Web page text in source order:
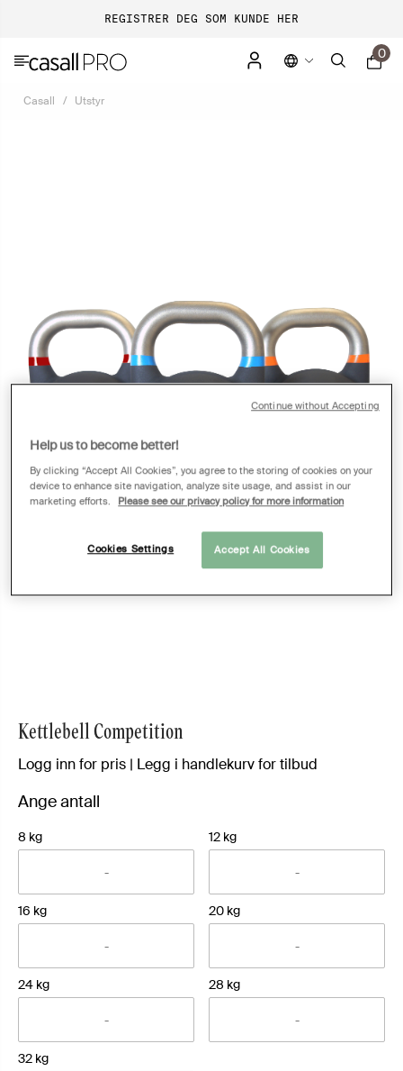
REGISTRER DEG SOM KUNDE HER
0
Casall Utstyr
Kettlebell Competition
Logg inn for pris | Legg i handlekurv for tilbud
Ange antall
8 kg 12 kg
16 kg 20 kg
24 kg 28 kg
32 kg
Help us to become better!
By clicking “Accept All Cookies”, you agree to the storing of cookies on your
device to enhance site navigation, analyze site usage, and assist in our
marketing efforts.
Please see our privacy policy for more information
Cookies Settings Accept All Cookies
Continue without Accepting